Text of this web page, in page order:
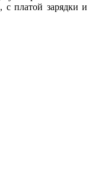
платой зарядки и